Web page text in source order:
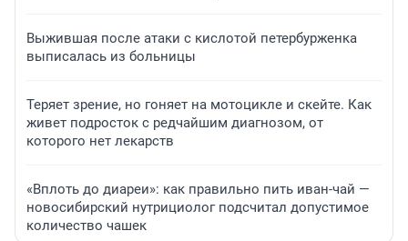
Выжившая после атаки с кислотой петербурженка
выписалась из больницы
Теряет зрение, но гоняет на мотоцикле и скейте. Как
живет подросток с редчайшим диагнозом, от
которого нет лекарств
«Вплоть до диареи»: как правильно пить иван-чай —
новосибирский нутрициолог подсчитал допустимое
количество чашек